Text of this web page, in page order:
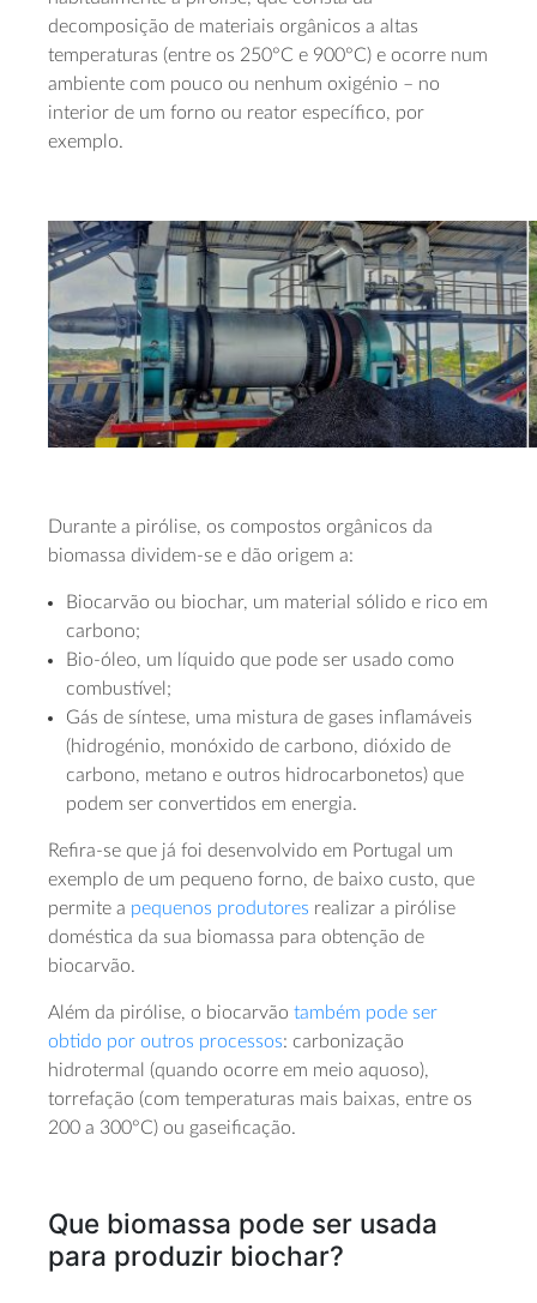
decomposição de materiais orgânicos a altas
temperaturas (entre os 250°C e 900°C) e ocorre num
ambiente com pouco ou nenhum oxigénio – no
interior de um forno ou reator específico, por
exemplo.
Durante a pirólise, os compostos orgânicos da
biomassa dividem-se e dão origem a:
Biocarvão ou biochar, um material sólido e rico em
carbono;
Bio-óleo, um líquido que pode ser usado como
combustível;
Gás de síntese, uma mistura de gases inflamáveis
(hidrogénio, monóxido de carbono, dióxido de
carbono, metano e outros hidrocarbonetos) que
podem ser convertidos em energia.
Refira-se que já foi desenvolvido em Portugal um
exemplo de um pequeno forno, de baixo custo, que
permite a pequenos produtores realizar a pirólise
doméstica da sua biomassa para obtenção de
biocarvão.
Além da pirólise, o biocarvão também pode ser
obtido por outros processos: carbonização
hidrotermal (quando ocorre em meio aquoso),
torrefação (com temperaturas mais baixas, entre os
200 a 300°C) ou gaseificação.
Que biomassa pode ser usada
para produzir biochar?